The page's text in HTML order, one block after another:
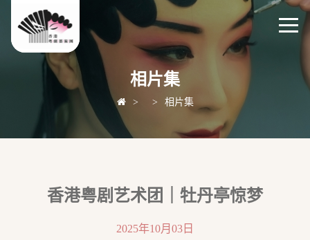
相片集
> > 相片集
香港粤剧艺术团｜牡丹亭惊梦
2025年10月03日